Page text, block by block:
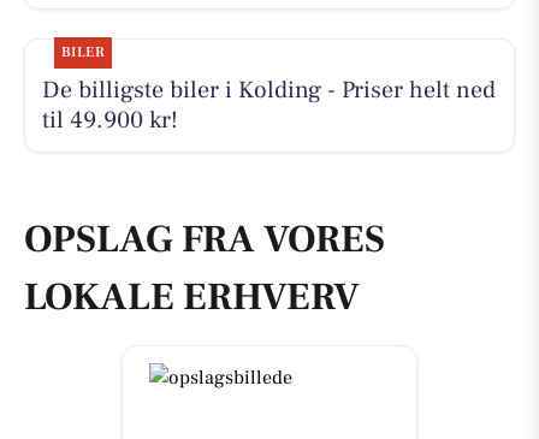
BILER
De billigste biler i Kolding - Priser helt ned
til 49.900 kr!
OPSLAG FRA VORES
LOKALE ERHVERV